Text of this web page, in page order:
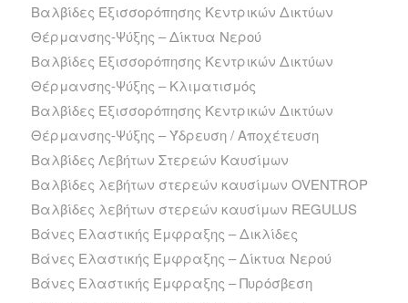
Βαλβίδες Εξισσορόπησης Κεντρικών Δικτύων
Θέρμανσης-Ψύξης – Δίκτυα Νερού
Βαλβίδες Εξισσορόπησης Κεντρικών Δικτύων
Θέρμανσης-Ψύξης – Κλιματισμός
Βαλβίδες Εξισσορόπησης Κεντρικών Δικτύων
Θέρμανσης-Ψύξης – Ύδρευση / Αποχέτευση
Βαλβίδες Λεβήτων Στερεών Καυσίμων
Βαλβίδες λεβήτων στερεών καυσίμων OVENTROP
Βαλβίδες λεβήτων στερεών καυσίμων REGULUS
Βάνες Ελαστικής Έμφραξης – Δικλίδες
Βάνες Ελαστικής Έμφραξης – Δίκτυα Νερού
Βάνες Ελαστικής Έμφραξης – Πυρόσβεση